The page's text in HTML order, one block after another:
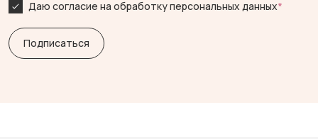
Даю согласие на обработку персональных данных*